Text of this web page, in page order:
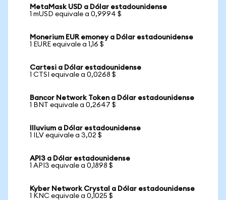
MetaMask USD a Dólar estadounidense
1 mUSD equivale a 0,9994 $
Monerium EUR emoney a Dólar estadounidense
1 EURE equivale a 1,16 $
Cartesi a Dólar estadounidense
1 CTSI equivale a 0,0268 $
Bancor Network Token a Dólar estadounidense
1 BNT equivale a 0,2647 $
Illuvium a Dólar estadounidense
1 ILV equivale a 3,02 $
API3 a Dólar estadounidense
1 API3 equivale a 0,1898 $
Kyber Network Crystal a Dólar estadounidense
1 KNC equivale a 0,1025 $